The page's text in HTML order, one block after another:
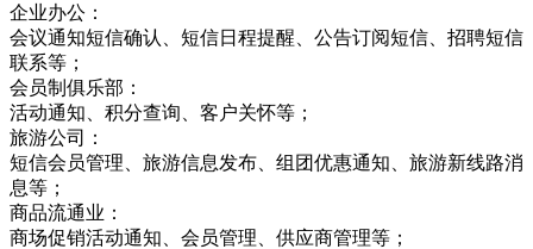
企业办公：
会议通知短信确认、短信日程提醒、公告订阅短信、招聘短信
联系等；
会员制俱乐部：
活动通知、积分查询、客户关怀等；
旅游公司：
短信会员管理、旅游信息发布、组团优惠通知、旅游新线路消
息等；
商品流通业：
商场促销活动通知、会员管理、供应商管理等；